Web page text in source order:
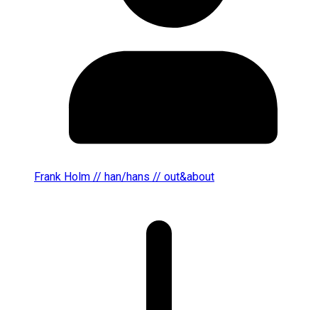
Frank Holm // han/hans // out&about